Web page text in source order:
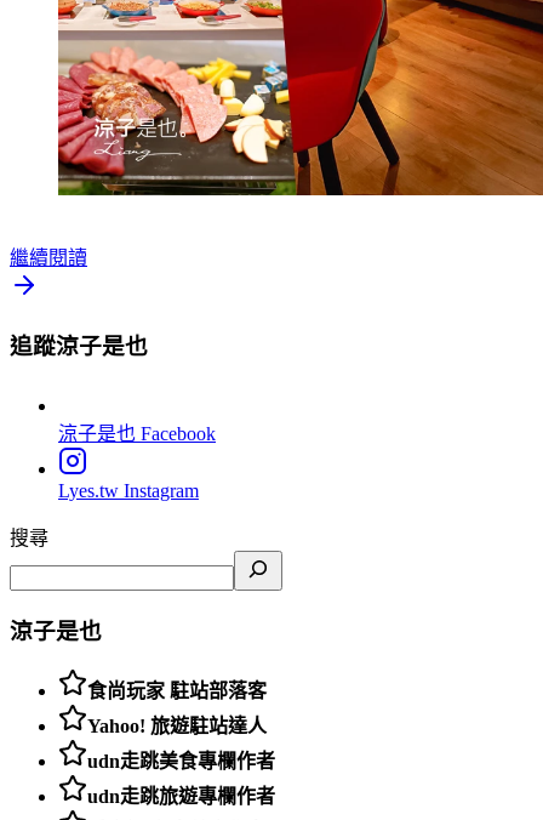
繼續閱讀
追蹤涼子是也
涼子是也 Facebook
Lyes.tw Instagram
搜尋
涼子是也
食尚玩家 駐站部落客
Yahoo! 旅遊駐站達人
udn走跳美食專欄作者
udn走跳旅遊專欄作者